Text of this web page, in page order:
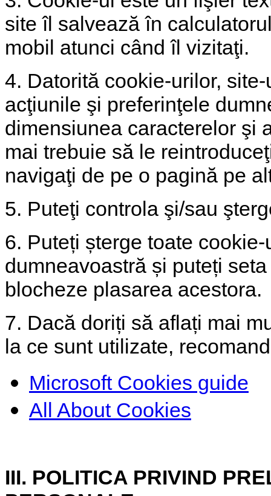
site îl salvează în
mobil atunci când îl vizitaţi.
4. Datorită cookie-urilor,
acţiunile şi preferinţele
dimensiunea caracterelor şi
mai trebuie să le
navigaţi de pe o pagină pe
5. Puteţi controla şi/sau
6. Puteți șterge toate
dumneavoastră și puteți
blocheze plasarea acestora.
7. Dacă doriți să aflați mai
la ce sunt utilizate,
Microsoft Cookies guide
All About Cookies
III. POLITICA PRIVIND